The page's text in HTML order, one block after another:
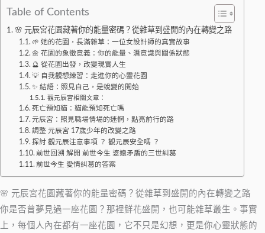
Table of Contents
🌸 元辰宮花園藏著你的能量密碼？從雜草到盛開的內在轉變之路
🌱 她的花園，長滿雜草：一位女設計師的真實故事
🌼 花園的象徵意義：你的能量、潛意識與關係狀態
🔮 從花園出發，改變現實人生
💡 自我觀想練習：走進你的心靈花園
✨ 結語：照見自己，是蛻變的開始
觀元辰宮相關文章：
死亡預知貓：貓能預知死亡嗎
元辰宮：照見職場情場的迷惘，點亮前行的路
調整 元辰宮 17歲少年的改變之路
探討 觀元辰注意事項 ？ 觀元辰安全嗎 ？
前世回溯 解開 前世今生 婆媳矛盾的三世糾葛
前世今生 愛情糾葛的答案
🌸 元辰宮花園藏著你的能量密碼？從雜草到盛開的內在轉變之路
你是否曾夢見過一座花園？那裡鮮花盛開，也可能雜草叢生。事實
上，每個人內在都有一座花園，它不只是幻想，更是你心靈狀態的